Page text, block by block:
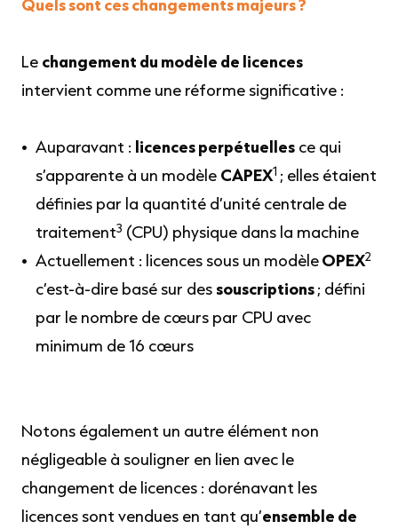
Le changement du modèle de licences
intervient comme une réforme significative :
Auparavant : licences perpétuelles ce qui
s’apparente à un modèle CAPEX1 ; elles étaient
définies par la quantité d’unité centrale de
traitement3 (CPU) physique dans la machine
Actuellement : licences sous un modèleOPEX2
c’est-à-dire basé sur des souscriptions; défini
par le nombre de cœurs par CPU avec
minimum de 16 cœurs
Notons également un autre élément non
négligeable à souligner en lien avec le
changement de licences : dorénavant les
licences sont vendues en tant qu’ensemble de